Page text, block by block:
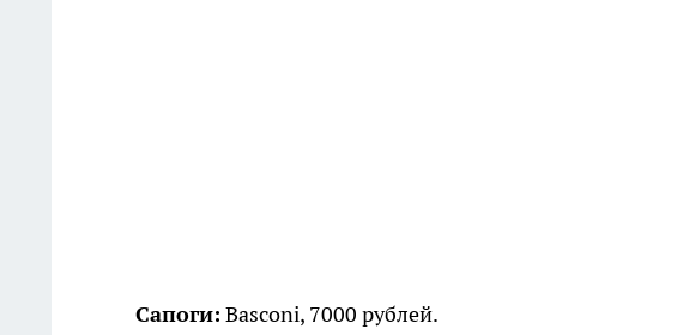
Сапоги: Basconi, 7000 рублей.